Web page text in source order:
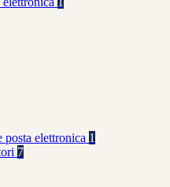
posta elettronica 1
7